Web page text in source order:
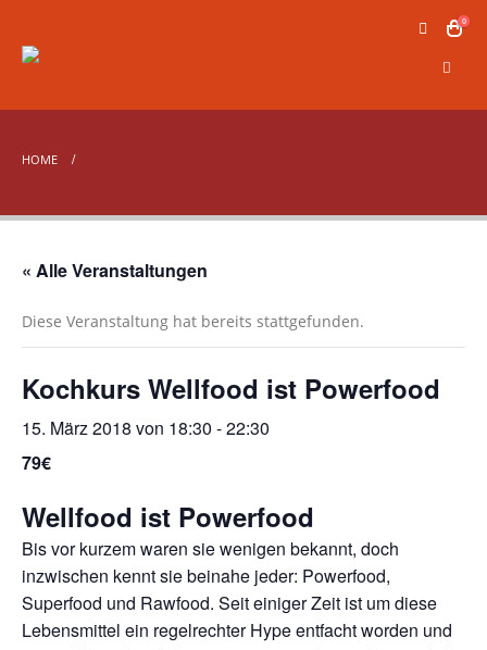
0
HOME
« Alle Veranstaltungen
Diese Veranstaltung hat bereits stattgefunden.
Kochkurs Wellfood ist Powerfood
15. März 2018 von 18:30 -22:30
79€
Wellfood ist Powerfood
Bis vor kurzem waren sie wenigen bekannt, doch
inzwischen kennt sie beinahe jeder: Powerfood,
Superfood und Rawfood. Seit einiger Zeit ist um diese
Lebensmittel ein regelrechter Hype entfacht worden und